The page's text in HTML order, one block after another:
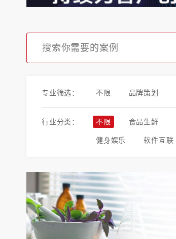
专业筛选： 不限 品牌策划
行业分类： 不限 食品生鲜
健身娱乐 软件互联